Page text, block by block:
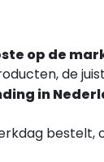
op de
de
in
bestelt,